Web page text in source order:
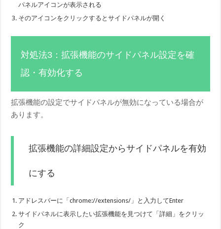
パネルアイコンが表示される
そのアイコンをクリックするとサイドパネルが開く
対処法3：拡張機能のサイドパネル設定を確
認・有効化する
拡張機能の設定でサイドパネルが無効になっている場合が
あります。
拡張機能の詳細設定からサイドパネルを有効
にする
アドレスバーに「chrome://extensions/」と入力してEnter
サイドパネルに表示したい拡張機能を見つけて「詳細」をクリッ
ク